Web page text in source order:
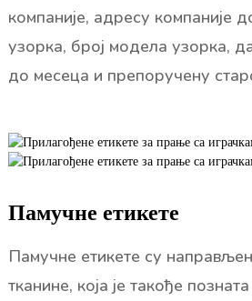
компаније, адресу компаније
узорка, број модела узорка,
до месеца и препоручену
Памучне етикете
Памучне етикете су
тканине, која је такође позната